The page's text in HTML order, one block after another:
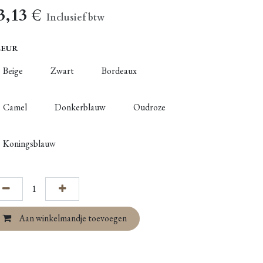
€ Inclusief btw
Beige Zwart Bordeaux
Camel Donkerblauw Oudroze
Koningsblauw
Aan winkelmandje toevoegen